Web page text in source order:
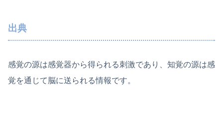
出典
感覚の源は感覚器から得られる刺激であり、知覚の源は感
覚を通じて脳に送られる情報です。